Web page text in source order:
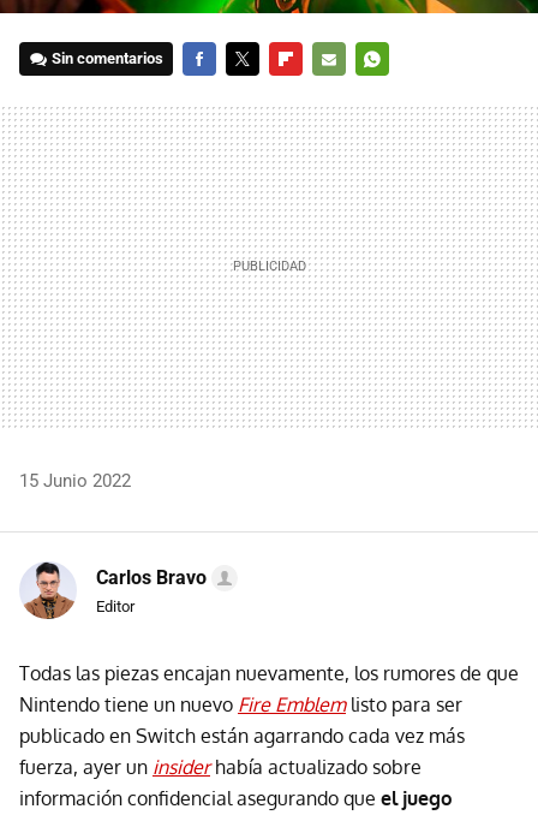
Sin comentarios
MAIL
15 Junio 2022
Carlos Bravo
Editor
Todas las piezas encajan nuevamente, los rumores de que
Nintendo tiene un nuevo Fire Emblemlisto para ser
publicado en Switch están agarrando cada vez más
fuerza, ayer un insiderhabía actualizado sobre
información confidencial asegurando que el juego